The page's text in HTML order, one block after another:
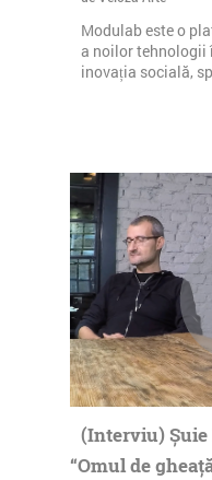
Modulab este o
a noilor tehnologii
inovația socială,
(Interviu) Șuie
“Omul de